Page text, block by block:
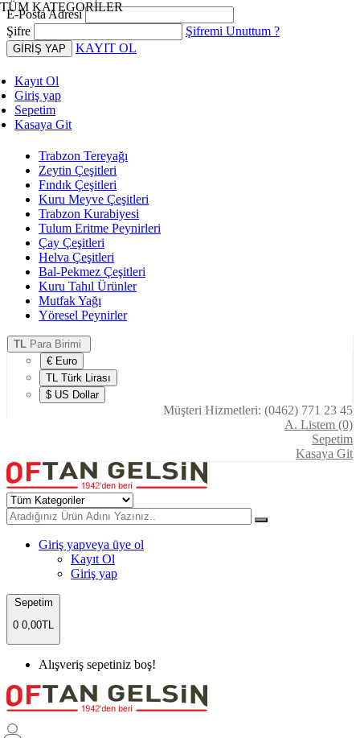
E-Posta Adresi
Şifre
Şifremi Unuttum ?
KAYIT OL
Kayıt Ol
Giriş yap
Sepetim
Kasaya Git
Trabzon Tereyağı
Zeytin Çeşitleri
Fındık Çeşitleri
Kuru Meyve Çeşitleri
Trabzon Kurabiyesi
Tulum Eritme Peynirleri
Çay Çeşitleri
Helva Çeşitleri
Bal-Pekmez Çeşitleri
Kuru Tahıl Ürünler
Mutfak Yağı
Yöresel Peynirler
TL Para Birimi
€ Euro
TL Türk Lirası
$ US Dollar
Müşteri Hizmetleri: (0462) 771 23 45
A. Listem (0)
Sepetim
Kasaya Git
Giriş yapveya üye ol
Kayıt Ol
Giriş yap
Sepetim
0 0,00TL
Alışveriş sepetiniz boş!
TÜM KATEGORİLER